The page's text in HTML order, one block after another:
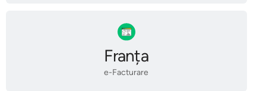
Franța
e-Facturare